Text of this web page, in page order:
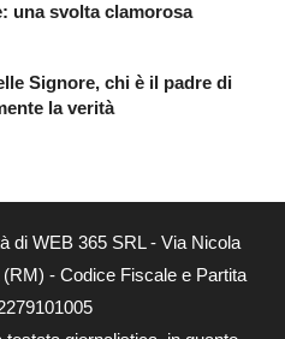
una svolta clamorosa
Signore, chi è il padre di
la verità
di WEB 365 SRL - Via Nicola
- Codice Fiscale e Partita